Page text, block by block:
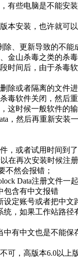
有些电脑是不能安
本安装，也许就可
、更新导致的不能
金山杀毒之类的
时间后，由于杀毒
除或者隔离的文件
毒软件关闭，然后
这时候一般软件的
，然后再重新安
，或者试用时间到
在再次安装时候
不然会报错；
Data注册文件
包含有中文报错
设定账号或者把中
统，如果工作站路
中有中文也是不能
可，高版本6.0以